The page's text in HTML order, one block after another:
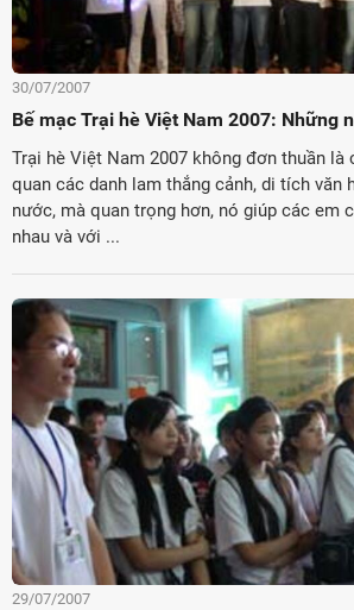
30/07/2007
Bế mạc Trại hè Việt Nam 2007: Những
Trại hè Việt Nam 2007 không đơn thuần là
quan các danh lam thắng cảnh, di tích văn
nước, mà quan trọng hơn, nó giúp các em
nhau và với ...
29/07/2007